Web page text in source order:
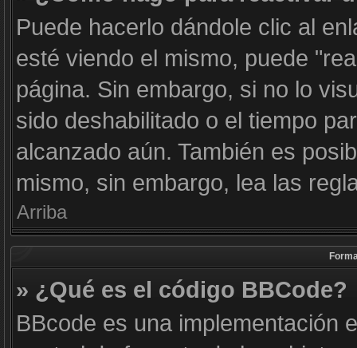
Puede hacerlo dándole clic al
esté viendo el mismo, puede
página. Sin embargo, si no lo
sido deshabilitado o el tiempo
alcanzado aún. También es
mismo, sin embargo, lea las
Arriba
» ¿Qué es el código BBCode?
BBcode es una implementación